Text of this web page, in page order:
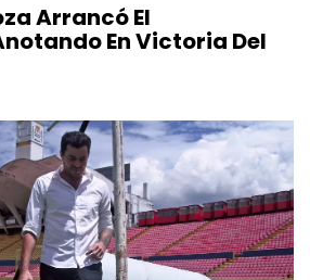
Arrancó El
En Victoria Del